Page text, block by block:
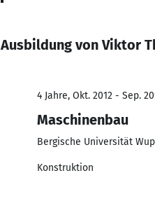
Ausbildung von Viktor
4 Jahre, Okt. 2012 - Sep.
Maschinenbau
Bergische Universität
Konstruktion